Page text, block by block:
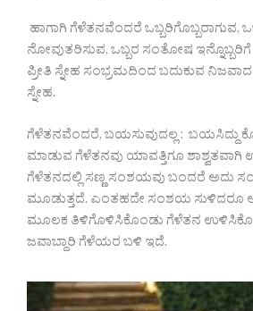
ಹಾಗಾಗಿ ಗೆಳೆತನವೆಂದರೆ ಒಬ್ಬರಿಗೊಬ್ಬರಾಗುವ,
ನೋವುತರಿಸುವ, ಒಬ್ಬರ ಸಂತೋಷ
ಪ್ರೀತಿ ಸ್ನೇಹ ಸಂಭ್ರಮದಿಂದ ಬದುಕುವ
ಸ್ನೇಹ.
ಗೆಳೆತನವೆಂದರೆ, ಬಯಸುವುದಲ್ಲ : ಬಯಸಿದ್ದು
ಮಾಡುವ ಗೆಳೆತನವು ಯಾವತ್ತಿಗೂ ಶಾಶ್ವತವಾಗಿ
ಗೆಳೆತನದಲ್ಲಿ ಸಣ್ಣ ಸಂಶಯವು ಬಂದರೆ ಅದು
ಮೂಡುತ್ತದೆ. ಎಂತಹದೇ ಸಂಶಯ ಸುಳಿದರೂ
ಮೂಲಕ ತಿಳಿಗೊಳಿಸಿಕೊಂಡು ಗೆಳೆತನ
ಜವಾಬ್ದಾರಿ ಗೆಳೆಯರ ಬಳಿ ಇದೆ.